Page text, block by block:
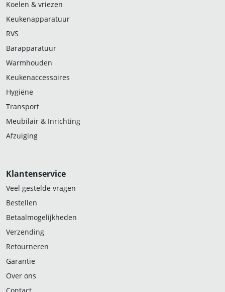
Koelen & vriezen
Keukenapparatuur
RVS
Barapparatuur
Warmhouden
Keukenaccessoires
Hygiëne
Transport
Meubilair & Inrichting
Afzuiging
Klantenservice
Veel gestelde vragen
Bestellen
Betaalmogelijkheden
Verzending
Retourneren
Garantie
Over ons